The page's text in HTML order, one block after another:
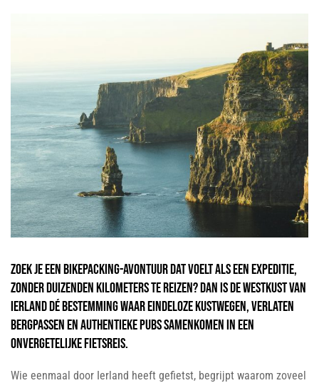
Zoek je een bikepacking-avontuur dat voelt als een expeditie,
zonder duizenden kilometers te reizen? Dan is de westkust van
Ierland dé bestemming waar eindeloze kustwegen, verlaten
bergpassen en authentieke pubs samenkomen in een
onvergetelijke fietsreis.
Wie eenmaal door Ierland heeft gefietst, begrijpt waarom zoveel